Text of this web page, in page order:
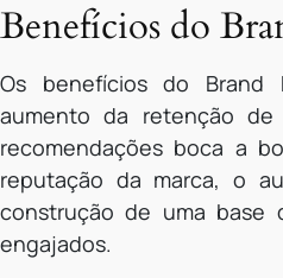
Benefícios do
Os benefícios do Brand
aumento da retenção
recomendações boca a
reputação da marca, o
construção de uma base
engajados.